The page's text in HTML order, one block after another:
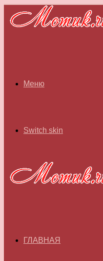
Меню
Switch skin
ГЛАВНАЯ